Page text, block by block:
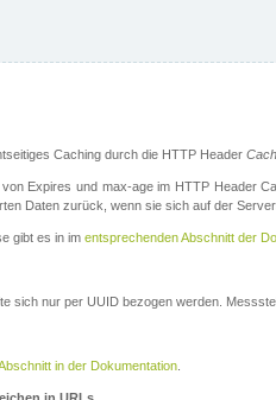
Caching durch die HTTP Header
von Expires und max-age im HTTP Header
Daten zurück, wenn sie sich auf der
gibt es in im entsprechenden Abschnitt der
sich nur per UUID bezogen werden.
in der Dokumentation.